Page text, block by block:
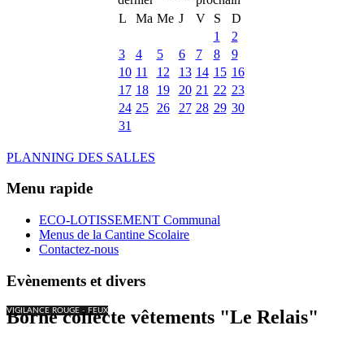
L
Ma Me J V S
D
1
2
3
4 5 6 7 8
9
10 11 12 13 14 15 16
17 18 19 20 21 22 23
24 25 26 27 28 29 30
31
PLANNING DES SALLES
Menu rapide
ECO-LOTISSEMENT Communal
Menus de la Cantine Scolaire
Contactez-nous
Evènements et divers
VIGILANCE ROUGE - FEUX
Borne collecte vêtements "Le Relais"